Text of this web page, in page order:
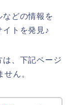
どの情報を
トを発見♪
、下記ページ
ん。